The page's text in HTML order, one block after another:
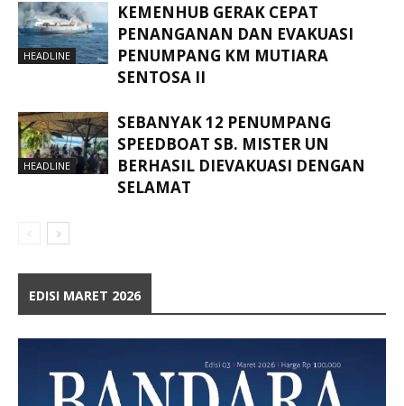
HEADLINE
KEMENHUB GERAK CEPAT
PENANGANAN DAN EVAKUASI
PENUMPANG KM MUTIARA
SENTOSA II
HEADLINE
SEBANYAK 12 PENUMPANG
SPEEDBOAT SB. MISTER UN
BERHASIL DIEVAKUASI DENGAN
SELAMAT
EDISI MARET 2026